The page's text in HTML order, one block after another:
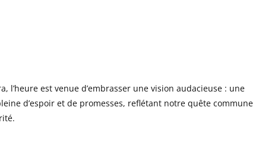
l’heure est venue d’embrasser une vision audacieuse : une
d’espoir et de promesses, reflétant notre quête commune